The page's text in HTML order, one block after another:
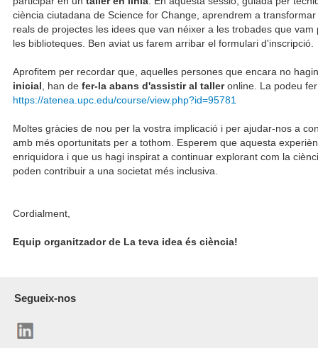
ciència ciutadana de Science for Change, aprendrem a
reals de projectes les idees que van néixer a les trobades que vam
les biblioteques. Ben aviat us farem arribar el formulari d'inscripció.
Aprofitem per recordar que, aquelles persones que encara no
inicial , han de fer-la abans d'assistir al talleronline. La podeu
https://atenea.upc.edu/course/view.php?id=95781
Moltes gràcies de nou per la vostra implicació i per ajudar-nos a
amb més oportunitats per a tothom. Esperem que aquesta
enriquidora i que us hagi inspirat a continuar explorant com la
poden contribuir a una societat més inclusiva.
Cordialment,
Equip organitzador de La teva idea és ciència!
Segueix-nos